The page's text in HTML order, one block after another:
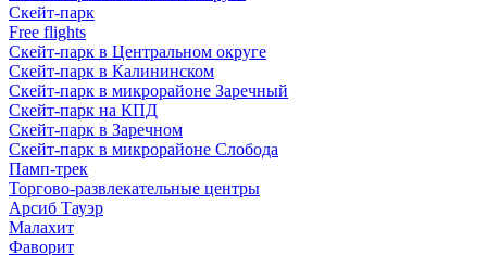
Скейт-парк
Free flights
Скейт-парк в Центральном округе
Скейт-парк в Калининском
Скейт-парк в микрорайоне Заречный
Скейт-парк на КПД
Скейт-парк в Заречном
Скейт-парк в микрорайоне Слобода
Памп-трек
Торгово-развлекательные центры
Арсиб Тауэр
Малахит
Фаворит